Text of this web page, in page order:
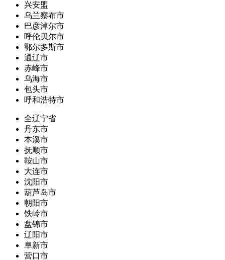
兴安盟
乌兰察布市
巴彦淖尔市
呼伦贝尔市
鄂尔多斯市
通辽市
赤峰市
乌海市
包头市
呼和浩特市
全辽宁省
丹东市
本溪市
抚顺市
鞍山市
大连市
沈阳市
葫芦岛市
朝阳市
铁岭市
盘锦市
辽阳市
阜新市
营口市